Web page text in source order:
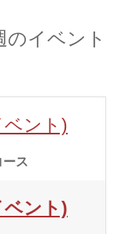
のイベント
ベント)
ース
ベント)